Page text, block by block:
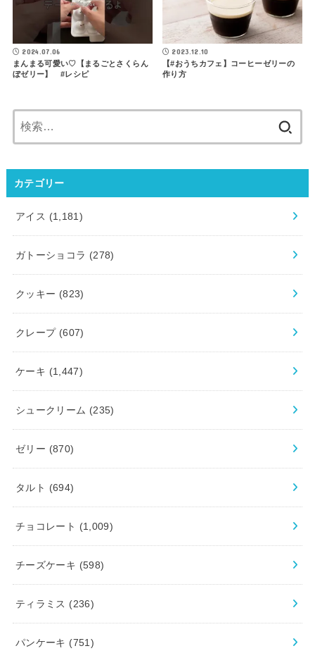
2024.07.06
まんまる可愛い♡【まるごとさくらん
ぼゼリー】 #レシピ
2023.12.10
【#おうちカフェ】コーヒーゼリーの
作り方
カテゴリー
アイス (1,181)
ガトーショコラ (278)
クッキー (823)
クレープ (607)
ケーキ (1,447)
シュークリーム (235)
ゼリー (870)
タルト (694)
チョコレート (1,009)
チーズケーキ (598)
ティラミス (236)
パンケーキ (751)